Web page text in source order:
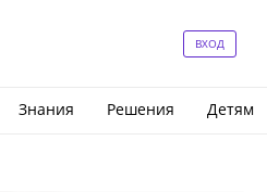
ВХОД
Знания Решения Детям